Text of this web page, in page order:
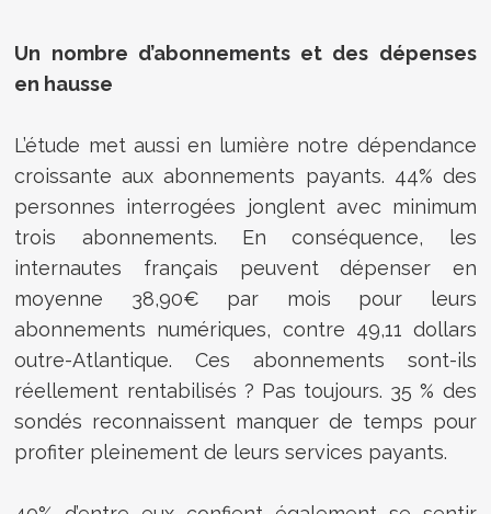
Un nombre d’abonnements et des dépenses
en hausse
L’étude met aussi en lumière notre dépendance
croissante aux abonnements payants. 44% des
personnes interrogées jonglent avec minimum
trois abonnements. En conséquence, les
internautes français peuvent dépenser en
moyenne 38,90€ par mois pour leurs
abonnements numériques, contre 49,11 dollars
outre-Atlantique. Ces abonnements sont-ils
réellement rentabilisés ? Pas toujours. 35 % des
sondés reconnaissent manquer de temps pour
profiter pleinement de leurs services payants.